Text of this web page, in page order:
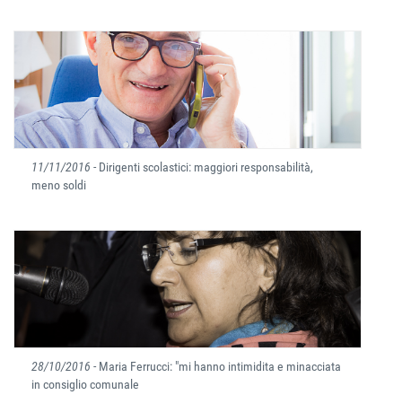
11/11/2016 - Dirigenti scolastici: maggiori responsabilità,
meno soldi
28/10/2016 - Maria Ferrucci: "mi hanno intimidita e minacciata
in consiglio comunale